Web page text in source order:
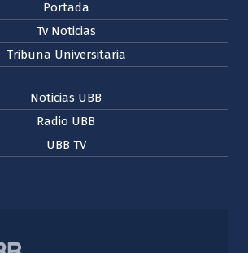
Portada
Tv Noticias
Tribuna Universitaria
Noticias UBB
Radio UBB
UBB TV